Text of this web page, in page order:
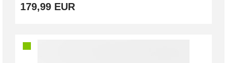
179,99 EUR